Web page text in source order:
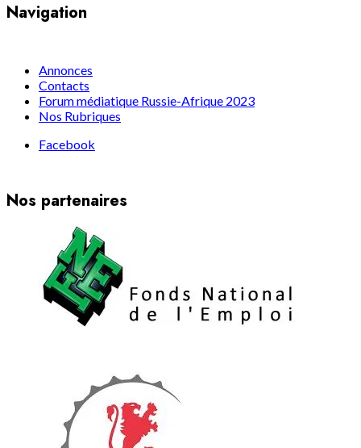
Navigation
Annonces
Contacts
Forum médiatique Russie-Afrique 2023
Nos Rubriques
Facebook
Nos partenaires